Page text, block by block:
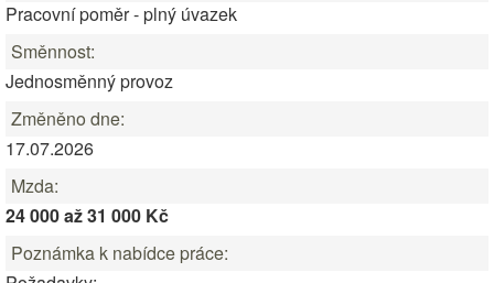
Pracovní poměr - plný úvazek
Směnnost:
Jednosměnný provoz
Změněno dne:
17.07.2026
Mzda:
24 000 až 31 000 Kč
Poznámka k nabídce práce: